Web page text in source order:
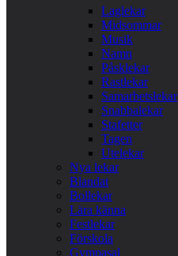
Laglekar
Midsommar
Musik
Namn
Påsklekar
Rastlekar
Samarbetslekar
Snabbalekar
Stafetter
Tagen
Utelekar
Nya lekar
Blandat
Bollekar
Lära känna
Festlekar
Förskola
Gympasal